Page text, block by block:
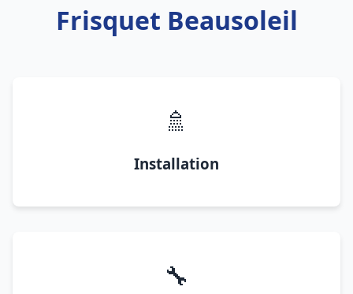
Frisquet Beausoleil
🚿
Installation
🔧